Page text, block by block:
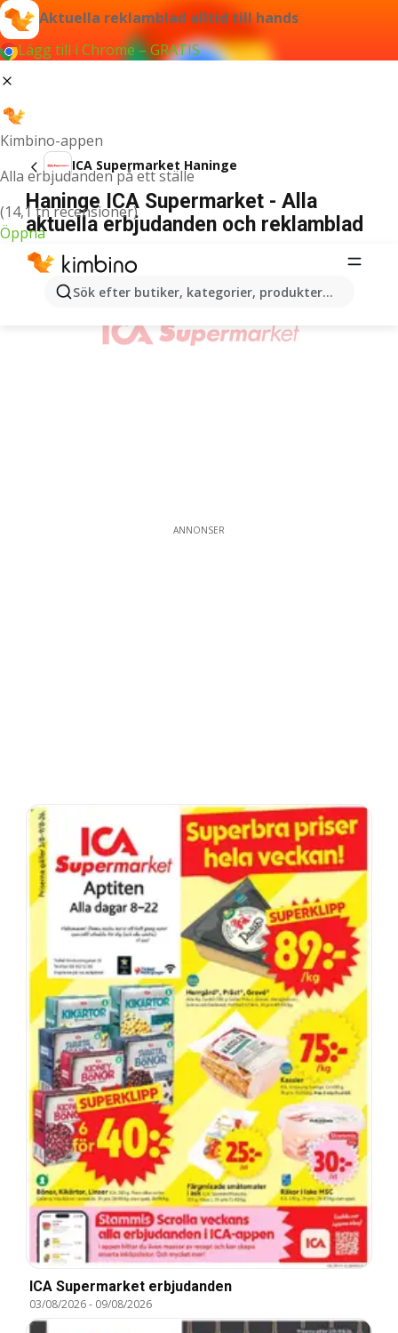
Aktuella reklamblad alltid till hands
Lägg till i Chrome – GRATIS
Kimbino-appen
Alla erbjudanden på ett ställe
(14,1 tn recensioner)
Öppna
Sök efter butiker, kategorier, produkter...
ICA Supermarket Haninge
Haninge ICA Supermarket - Alla
aktuella erbjudanden och reklamblad
ANNONSER
ICA Supermarket erbjudanden
03/08/2026- 09/08/2026